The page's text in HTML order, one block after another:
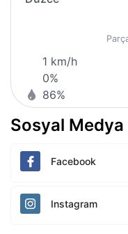
1 km/h
0%
86%
Sosyal Medya
Facebook
Instagram